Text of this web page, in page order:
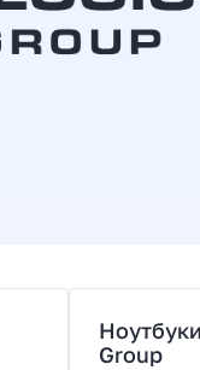
Group